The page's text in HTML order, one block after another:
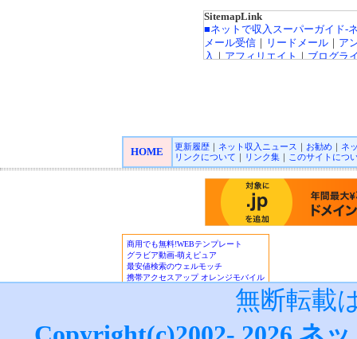
SitemapLink
■ネットで収入スーパーガイド-
メール受信
リードメール
ア
入｜アフィリエイト｜ブログラ
■オンラインカジノ☆スーパー
Playtech/プレイテック ｜
ロゲーミング｜CryptoLogic/ク
■★オンラインカジノ
オンラインカジノニュース
■アフィリエイトガイド｜アダ
フィリエイト
■リードメールスーパーガイド
■ネット収入NAVI
報！
■楽天銀行/イーバンクebank銀行
設・利用法詳細｜ネットライフ
HOME 更新履歴｜ ネット収入ニュース ｜ お勧め｜ ネ
リンクについて ｜ リンク集｜ このサイトにつ
無断転載